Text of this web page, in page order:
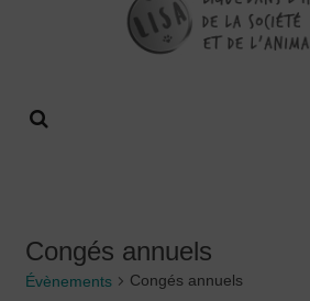
Congés annuels
Évènements Congés annuels